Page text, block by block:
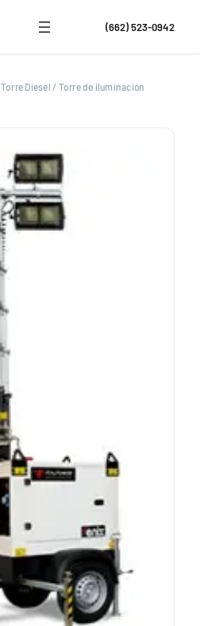
(662) 523-0942
Torre Diesel / Torre de iluminación